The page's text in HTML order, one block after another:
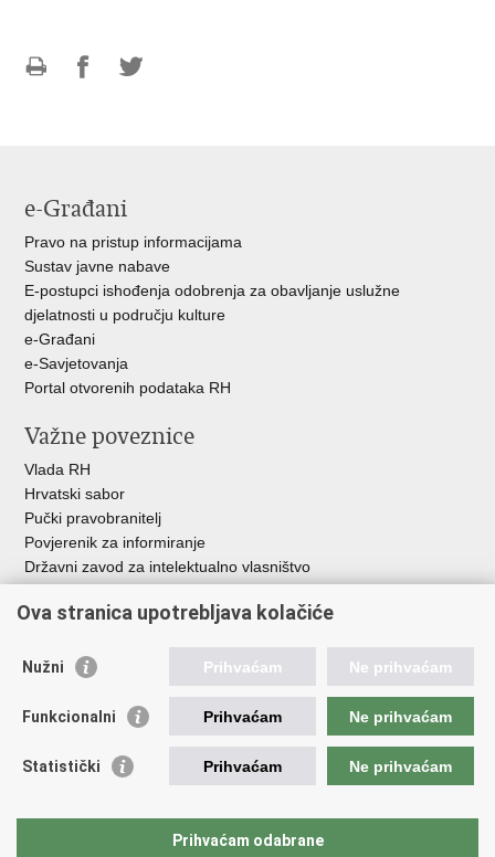
e-Građani
Pravo na pristup informacijama
Sustav javne nabave
E-postupci ishođenja odobrenja za obavljanje uslužne
djelatnosti u području kulture
e-Građani
e-Savjetovanja
Portal otvorenih podataka RH
Važne poveznice
Vlada RH
Hrvatski sabor
Pučki pravobranitelj
Povjerenik za informiranje
Državni zavod za intelektualno vlasništvo
HAKOM
Ostale poveznice
Hrvatski audiovizualni centar
Creative Europe
EU National Institutes for Culture
Međunarodni centar za podvodnu arheologiju u Zadru (MCPA)
Ova stranica upotrebljava kolačiće
Nužni Prihvaćam Ne prihvaćam
Funkcionalni Prihvaćam Ne prihvaćam
Statistički Prihvaćam Ne prihvaćam
Prihvaćam odabrane